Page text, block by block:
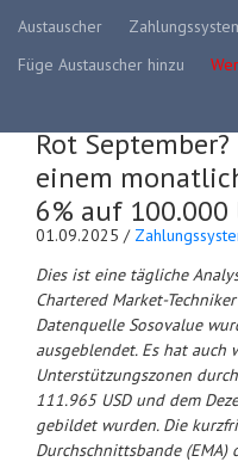
Austauscher
Füge Austauscher hinzu
Rot
einem
6% auf 100.000
01.09.2025 /
Dies ist eine tägliche
Chartered Market-
Datenquelle Sosovalue
ausgeblendet. Es hat
Unterstützungszonen
111.965 USD und dem
gebildet wurden. Die
Durchschnittsbande (EMA)